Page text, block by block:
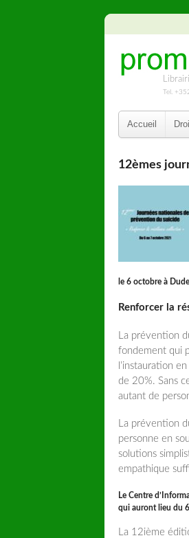
Tel.
Accueil
12èmes
le 6 octobre à
Renforcer la
La prévention
fondement qui
l’instauration
de 20%. Sans
autant de
La prévention
personne en
solutions
empathique
Le Centre
qui auront lieu du 6
La 12ième